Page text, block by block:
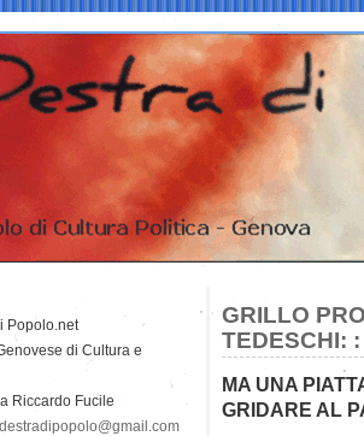
GRILLO
TEDESCHI:
MA UNA
GRIDARE AL
Popolo.net
di Cultura e
Riccardo Fucile